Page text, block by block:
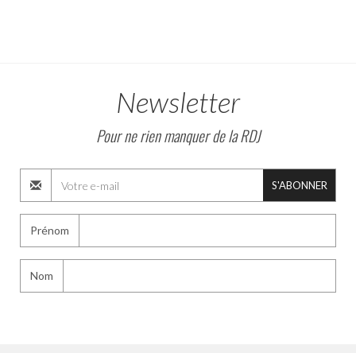
Newsletter
Pour ne rien manquer de la RDJ
S'ABONNER
Prénom
Nom